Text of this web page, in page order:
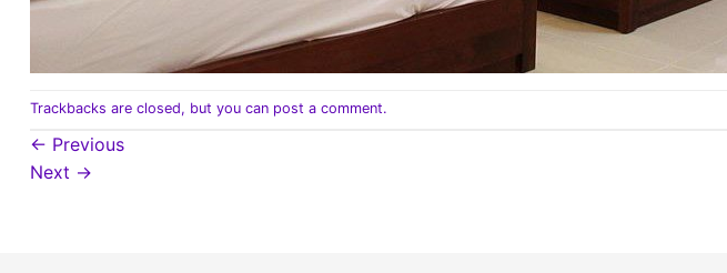
Trackbacks are closed, but you can post a comment.
← Previous
Next →